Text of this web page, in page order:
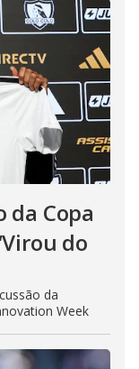
Copa
do
da
Week